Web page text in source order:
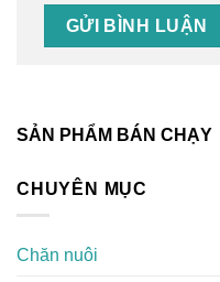
SẢN PHẨM BÁN CHẠY
CHUYÊN MỤC
Chăn nuôi